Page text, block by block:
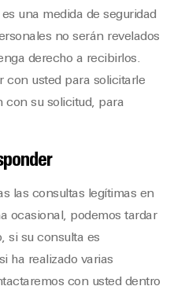
una medida de seguridad
no serán revelados
derecho a recibirlos.
con usted para solicitarle
con su solicitud, para
las consultas legítimas en
ocasional, podemos tardar
si su consulta es
ha realizado varias
con usted dentro